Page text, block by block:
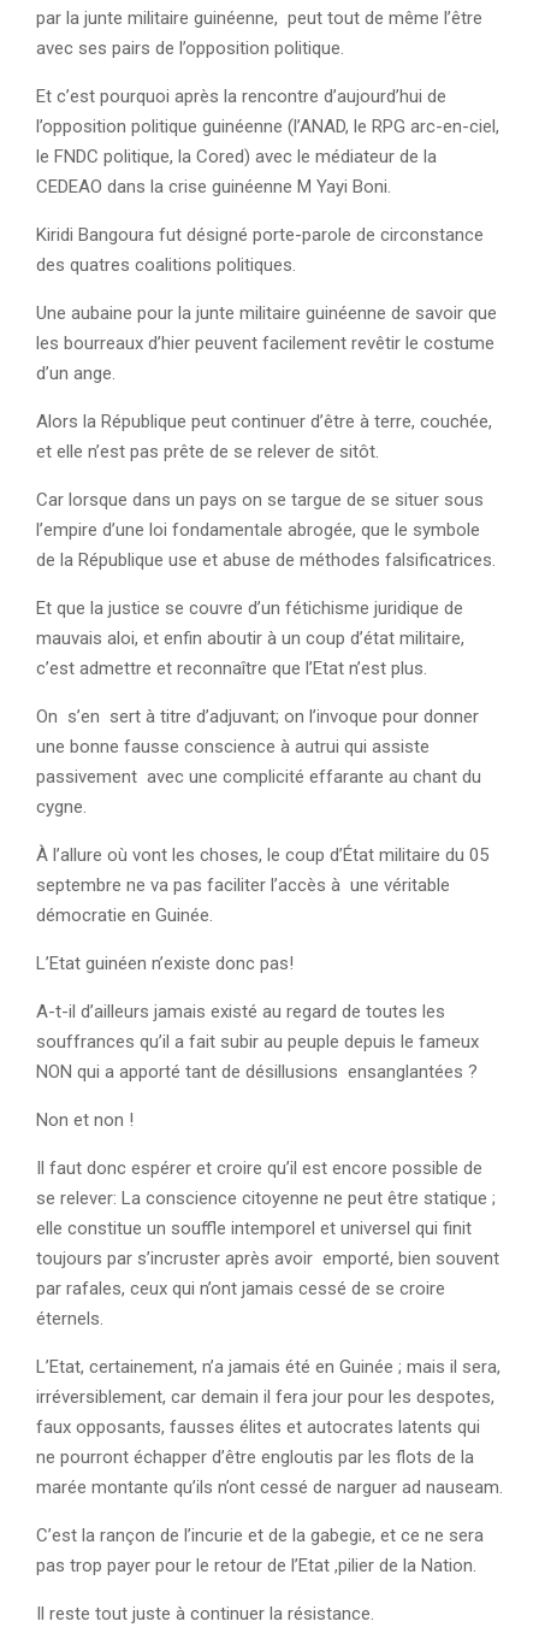
par la junte militaire guinéenne, peut tout de même l’être
avec ses pairs de l’opposition politique.
Et c’est pourquoi après la rencontre d’aujourd’hui de
l’opposition politique guinéenne (l’ANAD, le RPG arc-en-ciel,
le FNDC politique, la Cored) avec le médiateur de la
CEDEAO dans la crise guinéenne M Yayi Boni.
Kiridi Bangoura fut désigné porte-parole de circonstance
des quatres coalitions politiques.
Une aubaine pour la junte militaire guinéenne de savoir que
les bourreaux d’hier peuvent facilement revêtir le costume
d’un ange.
Alors la République peut continuer d’être à terre, couchée,
et elle n’est pas prête de se relever de sitôt.
Car lorsque dans un pays on se targue de se situer sous
l’empire d’une loi fondamentale abrogée, que le symbole
de la République use et abuse de méthodes falsificatrices.
Et que la justice se couvre d’un fétichisme juridique de
mauvais aloi, et enfin aboutir à un coup d’état militaire,
c’est admettre et reconnaître que l’Etat n’est plus.
On s’en sert à titre d’adjuvant; on l’invoque pour donner
une bonne fausse conscience à autrui qui assiste
passivement avec une complicité effarante au chant du
cygne.
À l’allure où vont les choses, le coup d’État militaire du 05
septembre ne va pas faciliter l’accès à une véritable
démocratie en Guinée.
L’Etat guinéen n’existe donc pas!
A-t-il d’ailleurs jamais existé au regard de toutes les
souffrances qu’il a fait subir au peuple depuis le fameux
NON qui a apporté tant de désillusions ensanglantées ?
Non et non !
Il faut donc espérer et croire qu’il est encore possible de
se relever: La conscience citoyenne ne peut être statique ;
elle constitue un souffle intemporel et universel qui finit
toujours par s’incruster après avoir emporté, bien souvent
par rafales, ceux qui n’ont jamais cessé de se croire
éternels.
L’Etat, certainement, n’a jamais été en Guinée ; mais il sera,
irréversiblement, car demain il fera jour pour les despotes,
faux opposants, fausses élites et autocrates latents qui
ne pourront échapper d’être engloutis par les flots de la
marée montante qu’ils n’ont cessé de narguer ad nauseam.
C’est la rançon de l’incurie et de la gabegie, et ce ne sera
pas trop payer pour le retour de l’Etat ,pilier de la Nation.
Il reste tout juste à continuer la résistance.